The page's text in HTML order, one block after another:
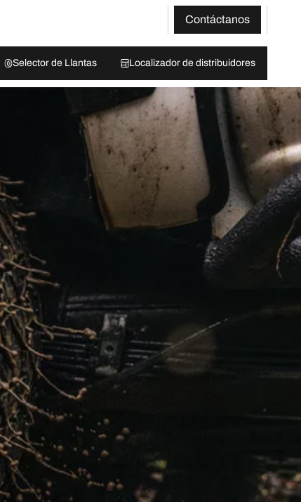
Contáctanos
Selector de Llantas Localizador de distribuidores